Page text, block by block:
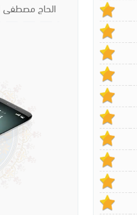
الحاج